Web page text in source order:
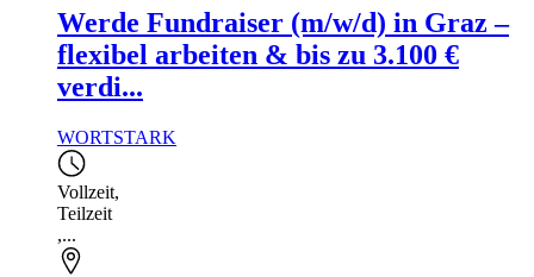
Werde Fundraiser (m/w/d) in Graz –
flexibel arbeiten & bis zu 3.100 €
verdi...
WORTSTARK
Vollzeit,
Teilzeit
,...